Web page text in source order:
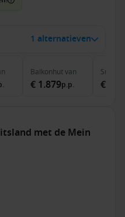
1 alternatieven
Balkonhutvan
€ 1.879p.p.
Suite
€
met de Mein